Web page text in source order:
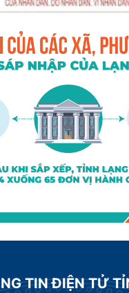
TIN ĐIỆN TỬ